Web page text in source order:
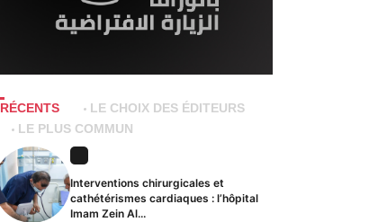
RÉCENTS
LE CHOIX DES ÉDITEURS
LE PLUS COMMUN
Interventions chirurgicales et
cathétérismes cardiaques : l’hôpital
Imam Zein Al...